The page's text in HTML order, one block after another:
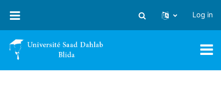
Toggle search input
Log in